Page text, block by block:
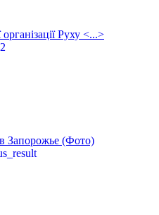
організації Руху <...>
Запорожье (Фото)